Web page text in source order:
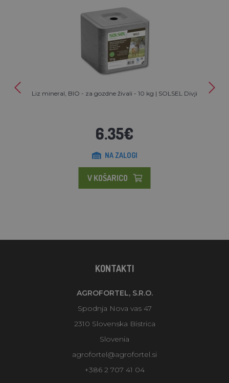
Liz mineral, BIO - za gozdne živali - 10 kg | SOLSEL Divji
6.35€
NA ZALOGI
V KOŠARICO
KONTAKTI
AGROFORTEL, S.R.O.
Spodnja Nova vas 47
2310 Slovenska Bistrica
Slovenia
agrofortel@agrofortel.si
+386 2 707 41 04